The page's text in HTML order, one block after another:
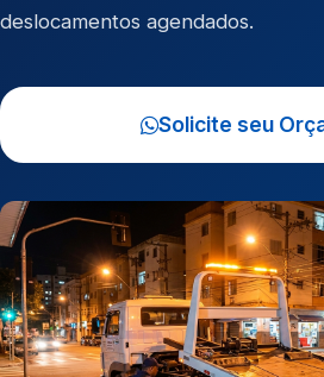
deslocamentos agendados.
Solicite seu